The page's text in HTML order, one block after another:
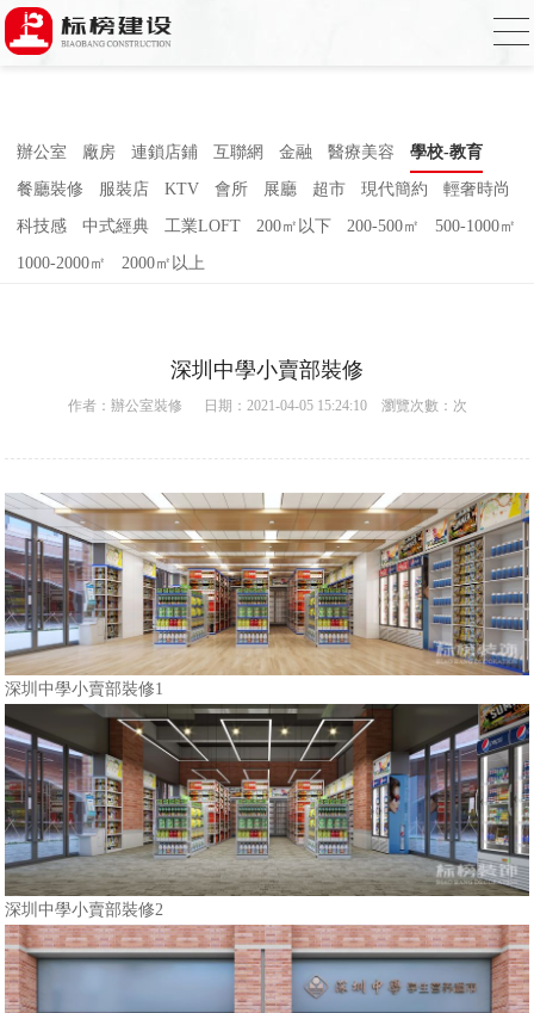
小蝌蚪影院在线观看,小蝌蚪影院污片,小蝌
蚪短视频APP,蝌蚪窉成人精品视频
辦公室 廠房 連鎖店鋪 互聯網 金融 醫療美容 學校-教育
餐廳裝修 服裝店 KTV 會所 展廳 超市 現代簡約 輕奢時尚
科技感 中式經典 工業LOFT 200㎡以下 200-500㎡ 500-1000㎡
1000-2000㎡ 2000㎡以上
深圳中學小賣部裝修
作者： 辦公室裝修 日期：2021-04-05 15:24:10 瀏覽次數： 次
深圳中學小賣部裝修1
深圳中學小賣部裝修2